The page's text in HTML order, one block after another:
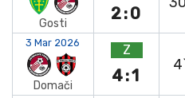
Gosti
2:0
3 Mar 2026
Domači
Z
4:1